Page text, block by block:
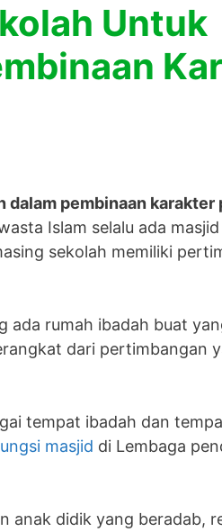
Untuk
dalam pembinaan
Islam selalu ada
sekolah memiliki
ada rumah ibadah buat
dari pertimbangan
tempat ibadah dan
masjid di Lembaga
anak didik yang beradab,